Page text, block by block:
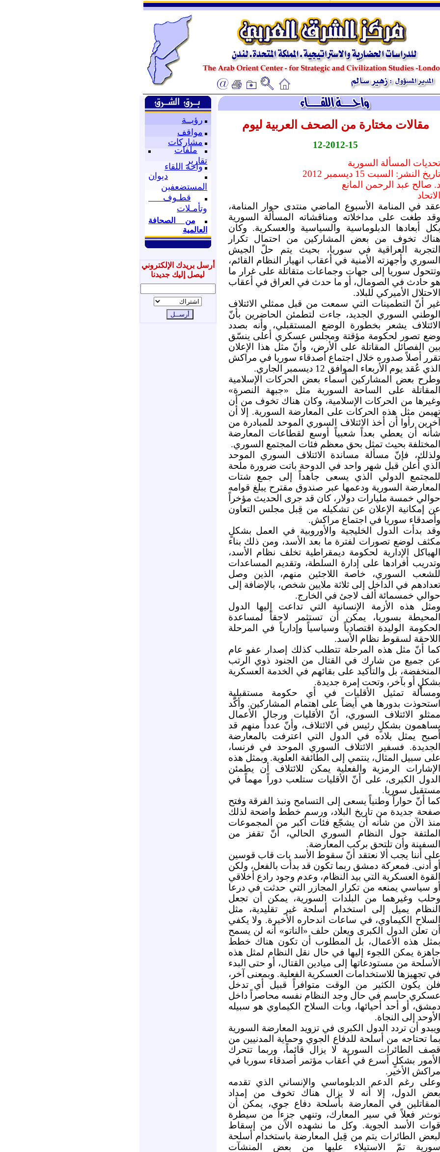
ـ
ـ
رؤيــة
مواقف
مشاركات
ملفات
تقارير
واحة اللقاء
ديوان
المستضعفين
قطـوف
وتأمـلات
من الصحافة
العالمية
أرسل بريدك الإلكتروني
ليصل إليك جديدنا
مقالات مختارة من الصحف العربية ليوم
15
-12-2012
تحديات المسألة السورية
تاريخ النشر: السبت 15 ديسمبر 2012
د. صالح عبد الرحمن المانع
الاتحاد
عقد في المنامة الأسبوع الماضي منتدى حوار المنامة،
وقد طغت على مداخلاته ومناقشاته المسألة السورية
بكل أبعادها الدبلوماسية والسياسية والعسكرية. وكان
هناك تخوف من بعض المشاركين من احتمال تكرار
التجربة العراقية في سوريا، بحيث يتم حلّ الجيش
السوري وأجهزته الأمنية في أعقاب انهيار النظام القائم،
وتتحول سوريا إلى جهات وجماعات متقاتلة على غرار ما
هو حادث في الصومال، أو ما حدث في العراق في أعقاب
الاحتلال الأميركي للبلاد.
غير أنّ التطمينات التي سمعت من قبل ممثلي الائتلاف
الوطني السوري الجديد، جاءت لتطمئن الحاضرين بأنّ
الائتلاف يشعر بخطورة الوضع المستقبلي، وأنه بصدد
وضع تصور لحكومة مؤقتة ومجلس عسكري أعلى ينسّق
بين الفصائل المقاتلة على الأرض، وأنّ مثل هذا الإعلان
تقرر أصلاً صدوره خلال اجتماع أصدقاء سوريا في مراكش
الذي عُقد يوم الأربعاء الموافق 12 ديسمبر الجاري.
وطرح بعض المشاركين أسماء بعض الحركات الإسلامية
المقاتلة على الساحة السورية مثل «جبهة النصرة»
وغيرها من الحركات الإسلامية، وكان هناك تخوف من أن
تهيمن مثل هذه الحركات على المعارضة السورية. إلا أن
آخرين رأوا أن أخذ الائتلاف السوري الموحد للمبادرة من
شأنه أن يعطي بعداً شعبياً أوسع لقطاعات المعارضة
المختلفة بحيث تمثل بحق معظم فئات المجتمع السوري.
ولذلك، فإنّ مسألة مساندة الائتلاف السوري الموحد
الذي أُعلن قبل شهر واحد في الدوحة باتت ضرورة ملحة
للمجتمع الدولي الذي يسعى جاهداً إلى جمع شتات
المعارضة السورية ودعمها عبر صندوق مقترح يبلغ قوامه
حوالي خمسة مليارات دولار، كان قد جرى الحديث مؤخراً
عن إمكانية الإعلان عن تشكيله من قِبل مجلس التعاون
وأصدقاء سوريا في اجتماع مراكش.
وقد بدأت الدول الخليجية والأوروبية في العمل بشكلٍ
مكثف لوضع تصورات لفترة ما بعد الأسد، ومن ذلك بناء
الهياكل الإدارية لحكومة ديمقراطية تخلف نظام الأسد،
وتدريب أفرادها على إدارة السلطة، وتقديم المساعدات
للشعب السوري، خاصة اللاجئين منهم، الذين وصل
تعدادهم في الداخل إلى ثلاثة ملايين شخص، بالإضافة إلى
حوالي خمسمائة ألف لاجئ في الخارج.
ومثل هذه الأزمة الإنسانية التي تداعت إليها الدول
المحيطة بسوريا، يمكن أن تستثمر لاحقاً لمساعدة
الحكومة الوليدة اقتصادياً وسياسياً وإدارياً في المرحلة
اللاحقة لسقوط نظام الأسد.
كما أنّ مثل هذه المرحلة تتطلب كذلك إصدار عفو عام
عن جميع من شارك في القتال من الجنود ذوي الرتب
المنخفضة، بل والتأكيد على بقائهم في الخدمة العسكرية
بشكلٍ أو بآخر، وتحت إمرة جديدة.
ومسألة تمثيل الأقليات في أي حكومة مستقبلية
استحوذت بدورها هي أيضاً على اهتمام المشاركين. وأكّد
ممثلو الائتلاف السوري، أنّ الأقليات ورجال الأعمال
يساهمون بشكلٍ رئيس في الائتلاف، وأنّ عدداً منهم قد
أصبح يمثل بلاده في الدول التي اعترفت بالمعارضة
الجديدة. فسفير الائتلاف السوري الموحد في فرنسا،
على سبيل المثال، ينتمي إلى الطائفة العلوية. وبمثل هذه
الإشارات الرمزية والفعلية يمكن للائتلاف أن يطمئن
الدول الكبرى، على أنّ الأقليات ستلعب دوراً مهماً في
مستقبل سوريا.
كما أنّ حواراً وطنياً يسعى إلى التسامح ونبذ الفرقة وفتح
صفحة جديدة من تاريخ البلاد، ورسم خطط واضحة لذلك
منذ الآن من شأنه أن يشجّع فئات أكبر من المجموعات
الملتفة حول النظام السوري الحالي، أنّ تقفز من
السفينة وأن تلتحق بركب المعارضة.
على أننا يجب ألا نعتقد أنّ سقوط الأسد بات قاب قوسين
أو أدنى. فمعركة دمشق ربما تكون قد بدأت بالفعل، ولكن
القوة العسكرية التي بيد النظام، وعدم وجود رادع أخلاقي
أو سياسي يمنعه من تكرار المجازر التي حدثت في درعا
وحلب وغيرهما من البلدات السورية، يمكن أن تجعل
النظام يميل إلى استخدام أسلحة غير تقليدية، مثل
السلاح الكيماوي، في ساعات اندحاره الأخيرة. ولا يكفي
أن تعلن الدول الكبرى ويعلن حلف «الناتو» أنه لن يسمح
بمثل هذه الأعمال، بل المطلوب أن تكون هناك خطط
جاهزة يمكن اللجوء إليها في حال نقل النظام لمثل هذه
الأسلحة من مستودعاتها إلى ميادين القتال، أو حتى البدء
في تجهيزها للاستخدامات العسكرية الفعلية. وبمعنى آخر،
فلن يكون الكثير من الوقت متوافراً قبيل أي تدخل
عسكري حاسم في حال وجد النظام نفسه محاصراً داخل
دمشق، أو أحد أحيائها، وبات السلاح الكيماوي هو سبيله
الأوحد إلى النجاة.
ويبدو أن تردد الدول الكبرى في تزويد المعارضة السورية
بما تحتاجه من أسلحة للدفاع الجوي وحماية المدنيين من
قصف الطائرات السورية لا يزال قائماً، وربما تتحرك
الأمور بشكلٍ أسرع في أعقاب مؤتمر أصدقاء سوريا في
مراكش الأخير.
وعلى رغم الدعم الدبلوماسي والإنساني الذي تقدمه
بعض الدول، إلا أنه لا يزال هناك تخوف من إمداد
المقاتلين في المعارضة بأسلحة دفاع جوي، يمكن أن
توثر فعلاً في سير المعارك، وتنهي جزءاً من سيطرة
قوات الأسد الجوية. وكل ما نشهده الآن من إسقاط
لبعض الطائرات يتم من قِبل المعارضة باستخدام أسلحة
سورية تمّ الاستيلاء عليها من بعض المنشآت